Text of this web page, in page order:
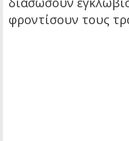
φροντίσουν τους